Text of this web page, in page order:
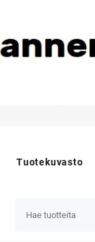
Tuotekuvasto